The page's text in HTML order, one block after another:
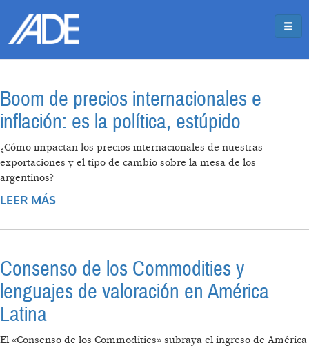
Boom de precios internacionales e
inflación: es la política, estúpido
¿Cómo impactan los precios internacionales de nuestras
exportaciones y el tipo de cambio sobre la mesa de los
argentinos?
LEER MÁS
POLÍTICA, ESTÚPIDO
Consenso de los Commodities y
lenguajes de valoración en América
Latina
El «Consenso de los Commodities» subraya el ingreso de América